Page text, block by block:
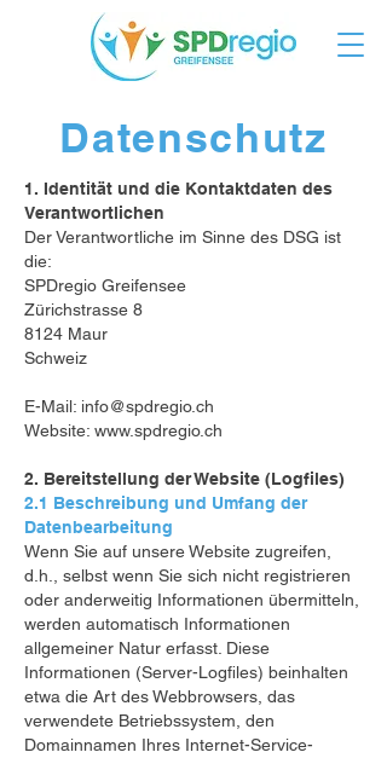
Datenschutz
1. Identität und die Kontaktdaten des
Verantwortlichen
Der Verantwortliche im Sinne des DSG ist
die:
SPDregio Greifensee
Zürichstrasse 8
8124 Maur
Schweiz
E-Mail: info@spdregio.ch
Website: www.spdregio.ch
2. Bereitstellung der Website (Logfiles)
2.1 Beschreibung und Umfang der
Datenbearbeitung
Wenn Sie auf unsere Website zugreifen,
d.h., selbst wenn Sie sich nicht registrieren
oder anderweitig Informationen übermitteln,
werden automatisch Informationen
allgemeiner Natur erfasst. Diese
Informationen (Server-Logfiles) beinhalten
etwa die Art des Webbrowsers, das
verwendete Betriebssystem, den
Domainnamen Ihres Internet-Service-